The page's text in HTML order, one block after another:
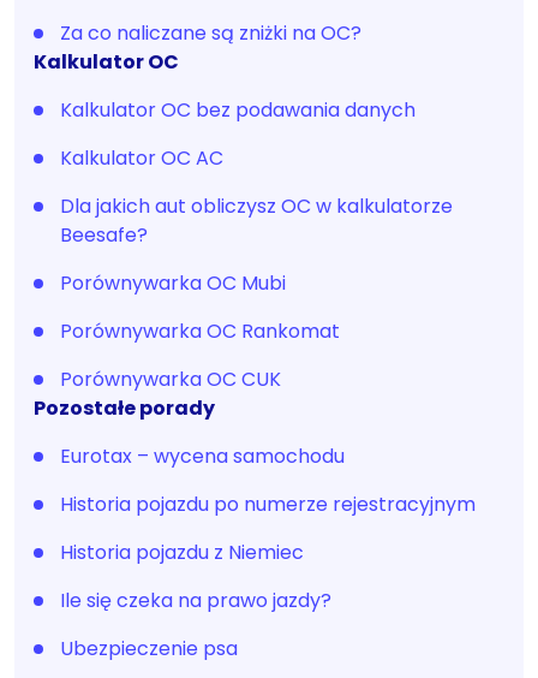
Za co naliczane są zniżki na OC?
Kalkulator OC
Kalkulator OC bez podawania danych
Kalkulator OC AC
Dla jakich aut obliczysz OC w kalkulatorze
Beesafe?
Porównywarka OC Mubi
Porównywarka OC Rankomat
Porównywarka OC CUK
Pozostałe porady
Eurotax – wycena samochodu
Historia pojazdu po numerze rejestracyjnym
Historia pojazdu z Niemiec
Ile się czeka na prawo jazdy?
Ubezpieczenie psa